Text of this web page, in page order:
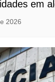
em
2026